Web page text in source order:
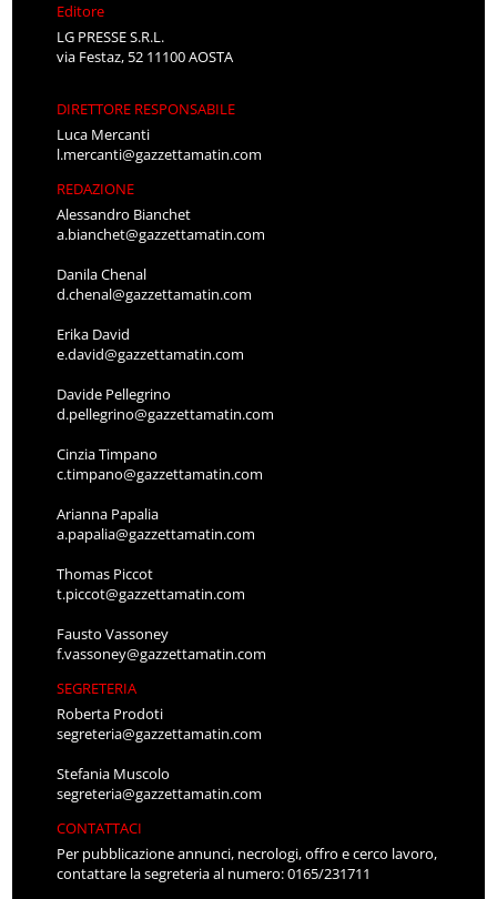
Editore
LG PRESSE S.R.L.
via Festaz, 52 11100 AOSTA
DIRETTORE RESPONSABILE
Luca Mercanti
l.mercanti@gazzettamatin.com
REDAZIONE
Alessandro Bianchet
a.bianchet@gazzettamatin.com
Danila Chenal
d.chenal@gazzettamatin.com
Erika David
e.david@gazzettamatin.com
Davide Pellegrino
d.pellegrino@gazzettamatin.com
Cinzia Timpano
c.timpano@gazzettamatin.com
Arianna Papalia
a.papalia@gazzettamatin.com
Thomas Piccot
t.piccot@gazzettamatin.com
Fausto Vassoney
f.vassoney@gazzettamatin.com
SEGRETERIA
Roberta Prodoti
segreteria@gazzettamatin.com
Stefania Muscolo
segreteria@gazzettamatin.com
CONTATTACI
Per pubblicazione annunci, necrologi, offro e cerco lavoro,
contattare la segreteria al numero: 0165/231711